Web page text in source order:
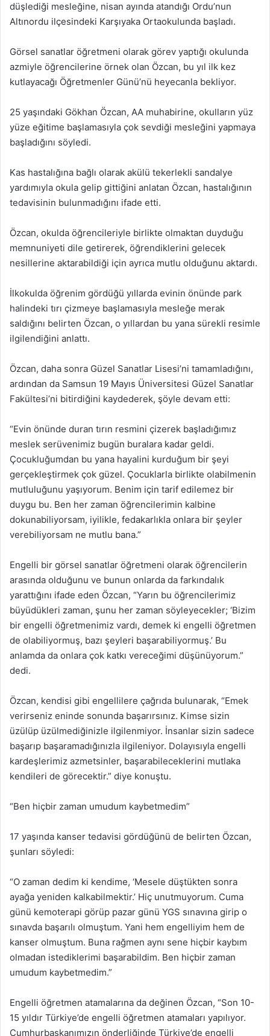
düşlediği mesleğine, nisan ayında atandığı Ordu’nun
Altınordu ilçesindeki Karşıyaka Ortaokulunda başladı.
Görsel sanatlar öğretmeni olarak görev yaptığı okulunda
azmiyle öğrencilerine örnek olan Özcan, bu yıl ilk kez
kutlayacağı Öğretmenler Günü’nü heyecanla bekliyor.
25 yaşındaki Gökhan Özcan, AA muhabirine, okulların yüz
yüze eğitime başlamasıyla çok sevdiği mesleğini yapmaya
başladığını söyledi.
Kas hastalığına bağlı olarak akülü tekerlekli sandalye
yardımıyla okula gelip gittiğini anlatan Özcan, hastalığının
tedavisinin bulunmadığını ifade etti.
Özcan, okulda öğrencileriyle birlikte olmaktan duyduğu
memnuniyeti dile getirerek, öğrendiklerini gelecek
nesillerine aktarabildiği için ayrıca mutlu olduğunu aktardı.
İlkokulda öğrenim gördüğü yıllarda evinin önünde park
halindeki tırı çizmeye başlamasıyla mesleğe merak
saldığını belirten Özcan, o yıllardan bu yana sürekli resimle
ilgilendiğini anlattı.
Özcan, daha sonra Güzel Sanatlar Lisesi’ni tamamladığını,
ardından da Samsun 19 Mayıs Üniversitesi Güzel Sanatlar
Fakültesi’ni bitirdiğini kaydederek, şöyle devam etti:
“Evin önünde duran tırın resmini çizerek başladığımız
meslek serüvenimiz bugün buralara kadar geldi.
Çocukluğumdan bu yana hayalini kurduğum bir şeyi
gerçekleştirmek çok güzel. Çocuklarla birlikte olabilmenin
mutluluğunu yaşıyorum. Benim için tarif edilemez bir
duygu bu. Ben her zaman öğrencilerimin kalbine
dokunabiliyorsam, iyilikle, fedakarlıkla onlara bir şeyler
verebiliyorsam ne mutlu bana.”
Engelli bir görsel sanatlar öğretmeni olarak öğrencilerin
arasında olduğunu ve bunun onlarda da farkındalık
yarattığını ifade eden Özcan, “Yarın bu öğrencilerimiz
büyüdükleri zaman, şunu her zaman söyleyecekler; ‘Bizim
bir engelli öğretmenimiz vardı, demek ki engelli öğretmen
de olabiliyormuş, bazı şeyleri başarabiliyormuş.’ Bu
anlamda da onlara çok katkı vereceğimi düşünüyorum.”
dedi.
Özcan, kendisi gibi engellilere çağrıda bulunarak, “Emek
verirseniz eninde sonunda başarırsınız. Kimse sizin
üzülüp üzülmediğinizle ilgilenmiyor. İnsanlar sizin sadece
başarıp başaramadığınızla ilgileniyor. Dolayısıyla engelli
kardeşlerimiz azmetsinler, başarabileceklerini mutlaka
kendileri de görecektir.” diye konuştu.
“Ben hiçbir zaman umudum kaybetmedim”
17 yaşında kanser tedavisi gördüğünü de belirten Özcan,
şunları söyledi:
“O zaman dedim ki kendime, ‘Mesele düştükten sonra
ayağa yeniden kalkabilmektir.’ Hiç unutmuyorum. Cuma
günü kemoterapi görüp pazar günü YGS sınavına girip o
sınavda başarılı olmuştum. Yani hem engelliyim hem de
kanser olmuştum. Buna rağmen aynı sene hiçbir kaybım
olmadan istediklerimi başarabildim. Ben hiçbir zaman
umudum kaybetmedim.”
Engelli öğretmen atamalarına da değinen Özcan, “Son 10-
15 yıldır Türkiye’de engelli öğretmen atamaları yapılıyor.
Cumhurbaşkanımızın önderliğinde Türkiye’de engelli